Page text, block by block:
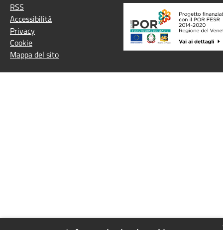
RSS
Accessibilità
Privacy
Cookie
Mappa del sito